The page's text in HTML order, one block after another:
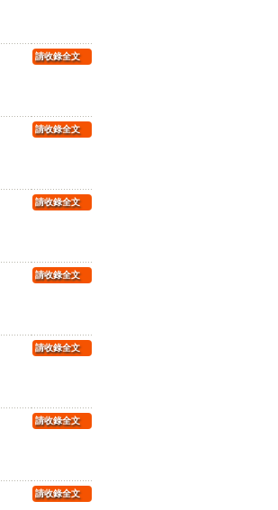
請收錄全文
請收錄全文
請收錄全文
請收錄全文
請收錄全文
請收錄全文
請收錄全文